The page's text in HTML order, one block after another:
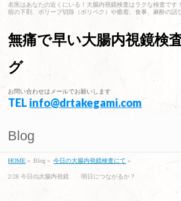
名医はあなたの近くにいる！大腸内視鏡検査はラクな検査です
前の下剤、ポリープ切除（ポリペク）や癒着、食事、麻酔の話
無痛で早い大腸内視鏡検
グ
お問い合わせはメールでお願いします
TEL info@drtakegami.com
Blog
HOME » Blog » 今日の大腸内視鏡検査にて »
2/28 今日の大腸内視鏡 明日につながるか？